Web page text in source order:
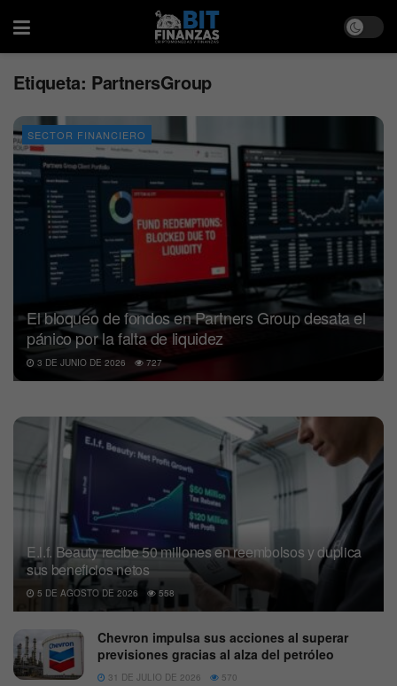
Etiqueta: PartnersGroup
SECTOR FINANCIERO
El bloqueo de fondos en Partners Group desata el
pánico por la falta de liquidez
3 DE JUNIO DE 2026 727
E.l.f. Beauty recibe 50 millones en reembolsos y duplica
sus beneficios netos
5 DE AGOSTO DE 2026 558
Chevron impulsa sus acciones al superar
previsiones gracias al alza del petróleo
31 DE JULIO DE 2026 570